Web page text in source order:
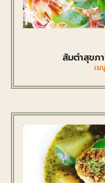
ส้มตำสุขภ
เม